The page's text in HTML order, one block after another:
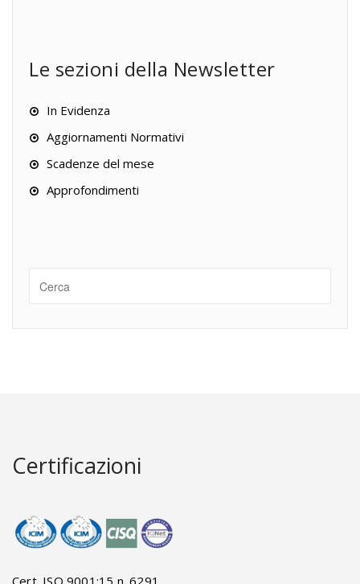
Le sezioni della Newsletter
In Evidenza
Aggiornamenti Normativi
Scadenze del mese
Approfondimenti
Certificazioni
Cert. ISO 9001:15 n. 6291